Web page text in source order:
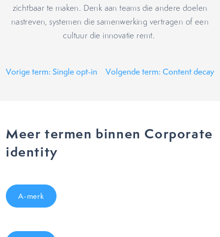
zichtbaar te maken. Denk aan teams die andere doelen
nastreven, systemen die samenwerking vertragen of een
cultuur die innovatie remt.
Vorige term: Single opt-in Volgende term: Content decay
Meer termen binnen Corporate
identity
A-merk